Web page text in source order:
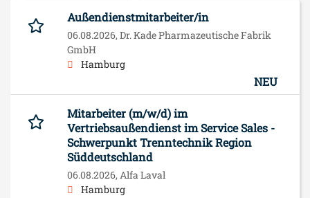
Außendienstmitarbeiter/in
06.08.2026, Dr. Kade Pharmazeutische Fabrik
GmbH
Hamburg
NEU
Mitarbeiter (m/w/d) im
Vertriebsaußendienst im Service Sales -
Schwerpunkt Trenntechnik Region
Süddeutschland
06.08.2026, Alfa Laval
Hamburg